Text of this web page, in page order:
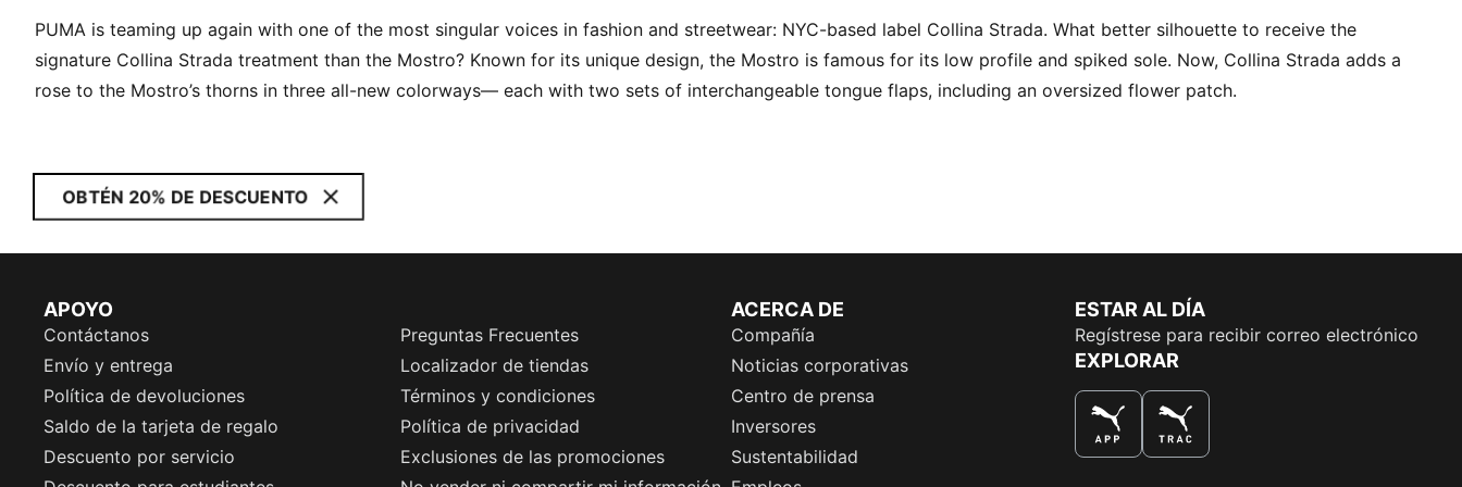
PUMA is teaming up again with one of the most singular voices in fashion and streetwear: NYC-based label Collina Strada. What better silhouette to receive the
signature Collina Strada treatment than the Mostro? Known for its unique design, the Mostro is famous for its low profile and spiked sole. Now, Collina Strada adds a
rose to the Mostro’s thorns in three all-new colorways— each with two sets of interchangeable tongue flaps, including an oversized flower patch.
OBTÉN 20% DE DESCUENTO
APOYO
Contáctanos
Preguntas Frecuentes
Envío y entrega
Localizador de tiendas
Política de devoluciones
Términos y condiciones
Saldo de la tarjeta de regalo
Política de privacidad
Descuento por servicio
Exclusiones de las promociones
ACERCA DE
Compañía
Noticias corporativas
Centro de prensa
Inversores
Sustentabilidad
ESTAR AL DÍA
Regístrese para recibir correo electrónico
EXPLORAR